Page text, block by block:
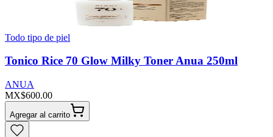
Todo tipo de piel
Tonico Rice 70 Glow Milky Toner Anua 250ml
ANUA
MX$600.00
Agregar al carrito